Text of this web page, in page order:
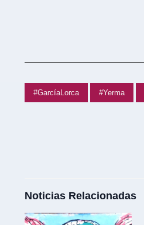
#GarcíaLorca #Yerma
Noticias Relacionadas